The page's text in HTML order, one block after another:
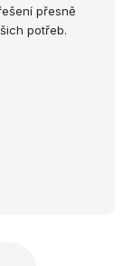
přesně
potřeb.